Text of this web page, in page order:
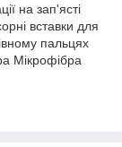
на зап'ясті
вставки для
пальцях
Мікрофібра